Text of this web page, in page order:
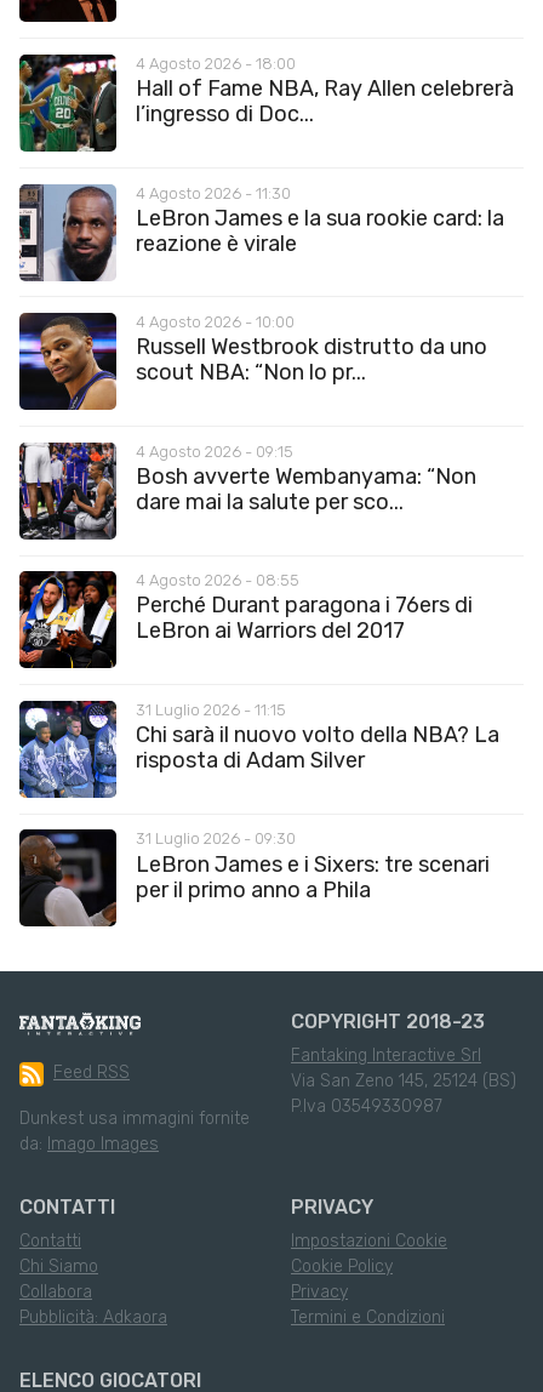
4 Agosto 2026 - 18:00
Hall of Fame NBA, Ray Allen celebrerà
l’ingresso di Doc...
4 Agosto 2026 - 11:30
LeBron James e la sua rookie card: la
reazione è virale
4 Agosto 2026 - 10:00
Russell Westbrook distrutto da uno
scout NBA: “Non lo pr...
4 Agosto 2026 - 09:15
Bosh avverte Wembanyama: “Non
dare mai la salute per sco...
4 Agosto 2026 - 08:55
Perché Durant paragona i 76ers di
LeBron ai Warriors del 2017
31 Luglio 2026 - 11:15
Chi sarà il nuovo volto della NBA? La
risposta di Adam Silver
31 Luglio 2026 - 09:30
LeBron James e i Sixers: tre scenari
per il primo anno a Phila
Feed RSS
Dunkest usa immagini fornite
da: Imago Images
COPYRIGHT 2018-23
Fantaking Interactive Srl
Via San Zeno 145, 25124 (BS)
P.Iva 03549330987
CONTATTI
Contatti
Chi Siamo
Collabora
Pubblicità: Adkaora
PRIVACY
Impostazioni Cookie
Cookie Policy
Privacy
Termini e Condizioni
ELENCO GIOCATORI